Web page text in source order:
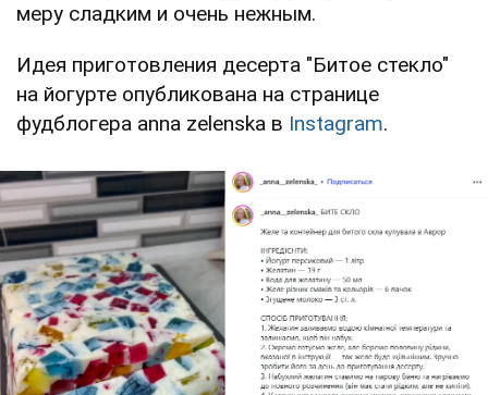
меру сладким и очень нежным.
Идея приготовления десерта "Битое стекло"
на йогурте опубликована на странице
фудблогера anna zelenska в Instagram.